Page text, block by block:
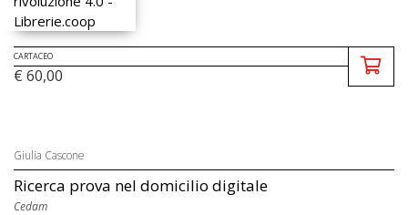
CARTACEO
€ 60,00
Giulia Cascone
Ricerca prova nel domicilio digitale
Cedam